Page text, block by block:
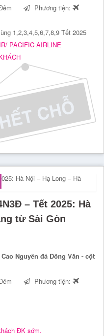
Phương tiện:
1,2,3,4,5,6,7,8,9 Tết 2025
PACIFIC AIRLINE
– Tết 2025: Hà
từ Sài Gòn
Nguyên đá Đồng Văn - cột
Phương tiện:
ĐK sớm.